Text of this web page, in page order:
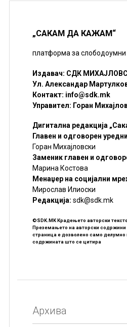
„САКАМ ДА КАЖАМ“
платформа за слободоумни
Издавач: СДК
Ул. Александар
Контакт: info@sdk.mk
Управител: Горан
Дигитална редакција
Главен и одговорен
Горан Михајловски
Заменик главен и
Марина Костова
Менаџер на социјални
Мирослав Илиоски
Редакцијa: sdk@sdk.mk
©SDK.MK Крадењето авторски
Преземањето на авторски содржини
страница е дозволено само делумно
содржината што се цитира
Архива